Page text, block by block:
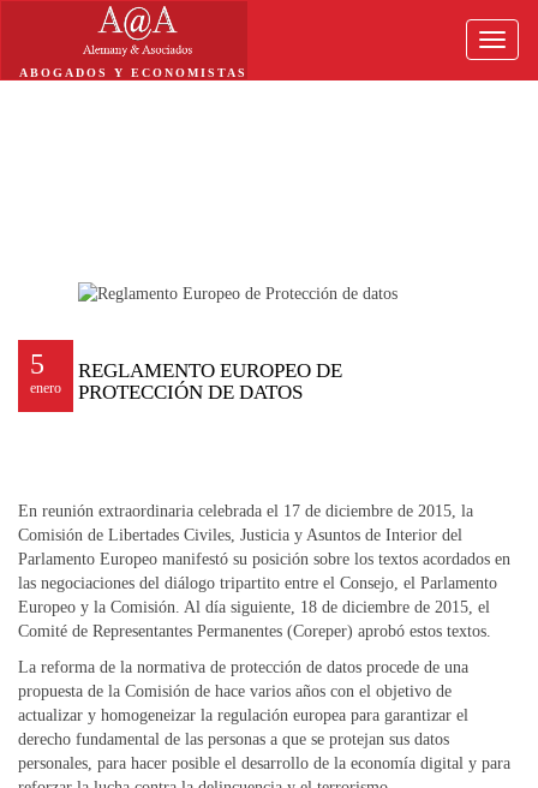
Toggle
ABOGADOS Y ECONOMISTAS
5
enero
REGLAMENTO EUROPEO DE
PROTECCIÓN DE DATOS
En reunión extraordinaria celebrada el 17 de diciembre de 2015, la
Comisión de Libertades Civiles, Justicia y Asuntos de Interior del
Parlamento Europeo manifestó su posición sobre los textos acordados en
las negociaciones del diálogo tripartito entre el Consejo, el Parlamento
Europeo y la Comisión. Al día siguiente, 18 de diciembre de 2015, el
Comité de Representantes Permanentes (Coreper) aprobó estos textos.
La reforma de la normativa de protección de datos procede de una
propuesta de la Comisión de hace varios años con el objetivo de
actualizar y homogeneizar la regulación europea para garantizar el
derecho fundamental de las personas a que se protejan sus datos
personales, para hacer posible el desarrollo de la economía digital y para